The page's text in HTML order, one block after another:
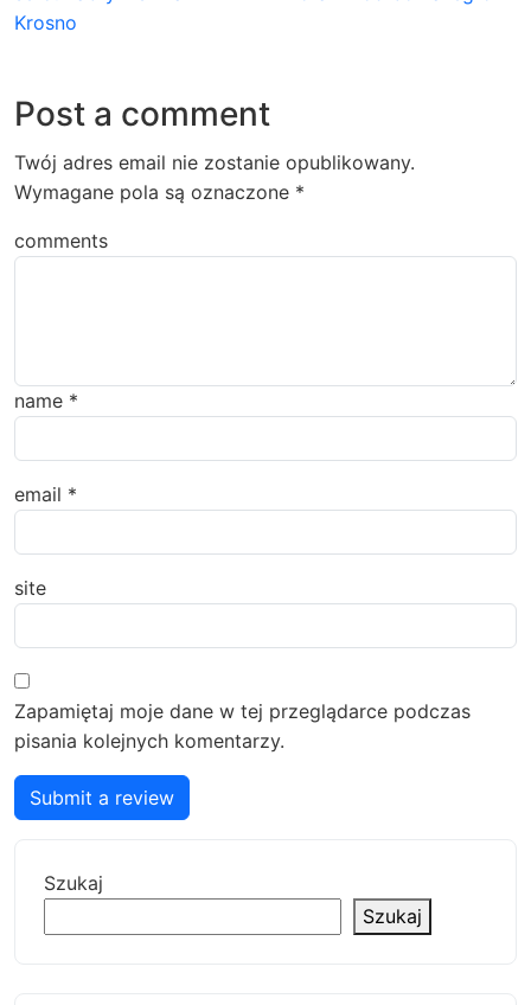
Krosno
Post a comment
Twój adres email nie zostanie opublikowany.
Wymagane pola są oznaczone *
comments
name *
email *
site
Zapamiętaj moje dane w tej przeglądarce podczas
pisania kolejnych komentarzy.
Submit a review
Szukaj
Szukaj